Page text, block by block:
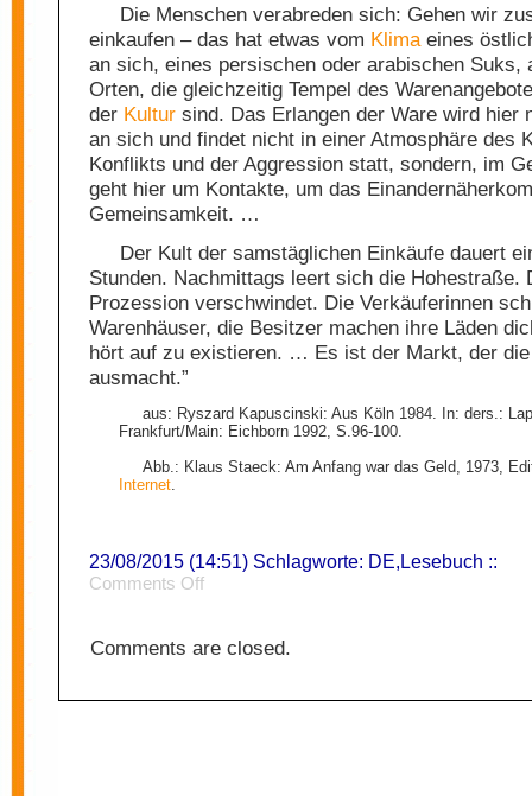
Die Menschen verabreden sich: Gehen wir
einkaufen – das hat etwas vom Klima eines
an sich, eines persischen oder arabischen Suks,
Orten, die gleichzeitig Tempel des
der Kultur sind. Das Erlangen der Ware wird hier
an sich und findet nicht in einer Atmosphäre des
Konflikts und der Aggression statt, sondern, im
geht hier um Kontakte, um das
Gemeinsamkeit. …
Der Kult der samstäglichen Einkäufe dauert
Stunden. Nachmittags leert sich die Hohestraße.
Prozession verschwindet. Die Verkäuferinnen
Warenhäuser, die Besitzer machen ihre Läden
hört auf zu existieren. … Es ist der Markt, der
ausmacht.”
aus: Ryszard Kapuscinski: Aus Köln 1984. In: ders.:
Frankfurt/Main: Eichborn 1992, S.96-100.
Abb.: Klaus Staeck: Am Anfang war das Geld, 1973,
Internet.
23/08/2015 (14:51) Schlagworte: DE,Lesebuch ::
Comments Offon
Comments are closed.